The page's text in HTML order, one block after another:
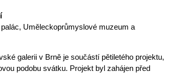
Uměleckoprůmyslové muzeum a
galerii v Brně je součástí pětiletého projektu,
podobu svátku. Projekt byl zahájen před